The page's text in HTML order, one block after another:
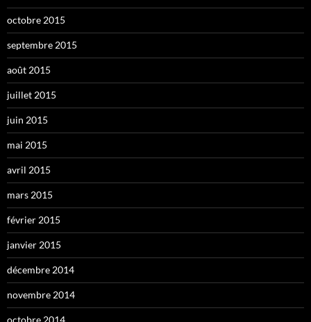
octobre 2015
septembre 2015
août 2015
juillet 2015
juin 2015
mai 2015
avril 2015
mars 2015
février 2015
janvier 2015
décembre 2014
novembre 2014
octobre 2014